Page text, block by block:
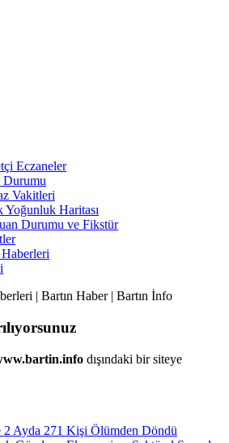
Eczaneler
Durumu
Vakitleri
Yoğunluk Haritası
Durumu ve Fikstür
dışındaki bir siteye
2 Ayda 271 Kişi Ölümden Döndü